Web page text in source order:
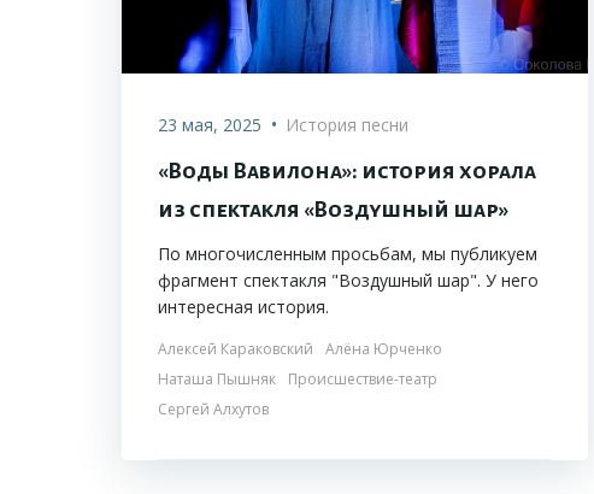
23 мая, 2025 • История песни
«Воды Вавилона»: история хорала
из спектакля «Воздушный шар»
По многочисленным просьбам, мы публикуем
фрагмент спектакля "Воздушный шар". У него
интересная история.
Алексей Караковский
Алёна Юрченко
Наташа Пышняк
Происшествие-театр
Сергей Алхутов